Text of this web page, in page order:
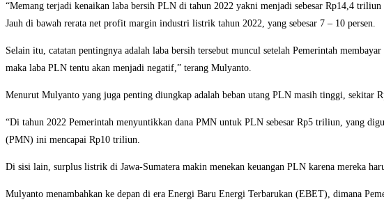
“Memang terjadi kenaikan laba bersih PLN di tahun 2022 yakni menjadi sebesar Rp14,4
Jauh di bawah rerata net profit margin industri listrik tahun 2022, yang sebesar 7 – 10 persen.
Selain itu, catatan pentingnya adalah laba bersih tersebut muncul setelah Pemerintah
maka laba PLN tentu akan menjadi negatif,” terang Mulyanto.
Menurut Mulyanto yang juga penting diungkap adalah beban utang PLN masih tinggi, sekitar
“Di tahun 2022 Pemerintah menyuntikkan dana PMN untuk PLN sebesar Rp5 triliun, yang
(PMN) ini mencapai Rp10 triliun.
Di sisi lain, surplus listrik di Jawa-Sumatera makin menekan keuangan PLN karena mereka
Mulyanto menambahkan ke depan di era Energi Baru Energi Terbarukan (EBET), dimana